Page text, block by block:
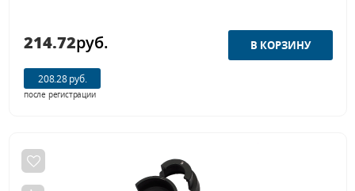
214.72руб.
208.28 руб.
после регистрации